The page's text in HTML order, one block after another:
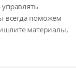
всегда поможем
материалы,